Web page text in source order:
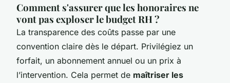
Comment s'assurer que les honoraires ne
vont pas exploser le budget RH ?
La transparence des coûts passe par une
convention claire dès le départ. Privilégiez un
forfait, un abonnement annuel ou un prix à
l’intervention. Cela permet de maîtriser les